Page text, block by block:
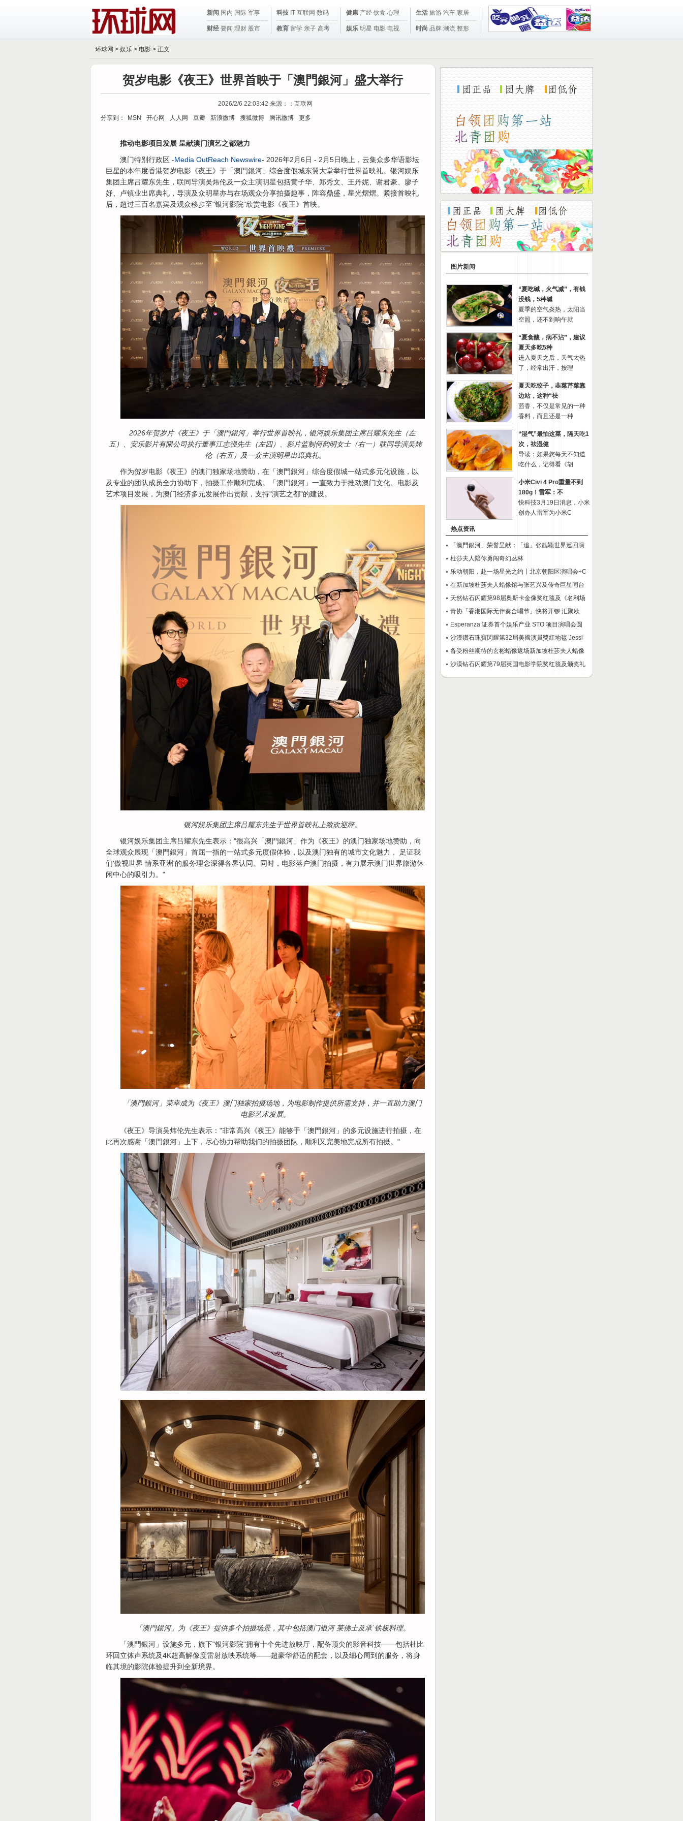
新闻 国内 国际 军事
财经 要闻 理财 股市
科技 IT 互联网 数码
教育 留学 亲子 高考
健康 产经 饮食 心理
娱乐 明星 电影 电视
生活 旅游 汽车 家居
时尚 品牌 潮流 整形
环球网 > 娱乐 > 电影 > 正文
贺岁电影《夜王》世界首映于「澳門銀河」盛大举行
2026/2/6 22:03:42 来源：：互联网
分享到：
MSN 开心网 人人网 豆瓣 新浪微博 搜狐微博 腾讯微博 更多
推动电影项目发展 呈献澳门演艺之都魅力
澳门特别行政区 -Media OutReach Newswire- 2026年2月6日 - 2月5日晚上，云集众多华语影坛
巨星的本年度香港贺岁电影《夜王》于「澳門銀河」综合度假城东翼大堂举行世界首映礼。银河娱乐
集团主席吕耀东先生，联同导演吴炜伦及一众主演明星包括黄子华、郑秀文、王丹妮、谢君豪、廖子
妤、卢镇业出席典礼，导演及众明星亦与在场观众分享拍摄趣事，阵容鼎盛，星光熠熠。紧接首映礼
后，超过三百名嘉宾及观众移步至"银河影院"欣赏电影《夜王》首映。
2026年贺岁片《夜王》于「澳門銀河」举行世界首映礼，银河娱乐集团主席吕耀东先生（左
五）、安乐影片有限公司执行董事江志强先生（左四）、影片监制何韵明女士（右一）联同导演吴炜
伦（右五）及一众主演明星出席典礼。
作为贺岁电影《夜王》的澳门独家场地赞助，在「澳門銀河」综合度假城一站式多元化设施，以
及专业的团队成员全力协助下，拍摄工作顺利完成。「澳門銀河」一直致力于推动澳门文化、电影及
艺术项目发展，为澳门经济多元发展作出贡献，支持"演艺之都"的建设。
银河娱乐集团主席吕耀东先生于世界首映礼上致欢迎辞。
银河娱乐集团主席吕耀东先生表示："很高兴「澳門銀河」作为《夜王》的澳门独家场地赞助，向
全球观众展现「澳門銀河」首屈一指的一站式多元度假体验，以及澳门独有的城市文化魅力， 足证我
们'傲视世界 情系亚洲'的服务理念深得各界认同。同时，电影落户澳门拍摄，有力展示澳门世界旅游休
闲中心的吸引力。"
「澳門銀河」荣幸成为《夜王》澳门独家拍摄场地，为电影制作提供所需支持，并一直助力澳门
电影艺术发展。
《夜王》导演吴炜伦先生表示："非常高兴《夜王》能够于「澳門銀河」的多元设施进行拍摄，在
此再次感谢「澳門銀河」上下，尽心协力帮助我们的拍摄团队，顺利又完美地完成所有拍摄。"
「澳門銀河」为《夜王》提供多个拍摄场景，其中包括澳门银河 莱佛士及承˙铁板料理。
「澳門銀河」设施多元，旗下"银河影院"拥有十个先进放映厅，配备顶尖的影音科技——包括杜比
环回立体声系统及4K超高解像度雷射放映系统等——超豪华舒适的配套，以及细心周到的服务，将身
临其境的影院体验提升到全新境界。
图片新闻
“夏吃碱，火气减”，有钱
没钱，5种碱
夏季的空气炎热，太阳当
空照，还不到晌午就
“夏食酸，病不沾”，建议
夏天多吃5种
进入夏天之后，天气太热
了，经常出汗，按理
夏天吃饺子，韭菜芹菜靠
边站，这种“祛
茴香，不仅是常见的一种
香料，而且还是一种
“湿气”最怕这菜，隔天吃1
次，祛湿健
导读：如果您每天不知道
吃什么，记得看《胡
小米Civi 4 Pro重量不到
180g！雷军：不
快科技3月19日消息，小米
创办人雷军为小米C
热点资讯
「澳門銀河」荣誉呈献：「追」张靓颖世界巡回演
杜莎夫人陪你勇闯奇幻丛林
乐动朝阳，赴一场星光之约丨北京朝阳区演唱会+C
在新加坡杜莎夫人蜡像馆与张艺兴及传奇巨星同台
天然钻石闪耀第98届奥斯卡金像奖红毯及《名利场
青协「香港国际无伴奏合唱节」快将开锣 汇聚欧
Esperanza 证券首个娱乐产业 STO 项目演唱会圆
沙漠鑽石珠寶閃耀第32屆美國演員獎紅地毯 Jessi
备受粉丝期待的玄彬蜡像返场新加坡杜莎夫人蜡像
沙漠钻石闪耀第79届英国电影学院奖红毯及颁奖礼